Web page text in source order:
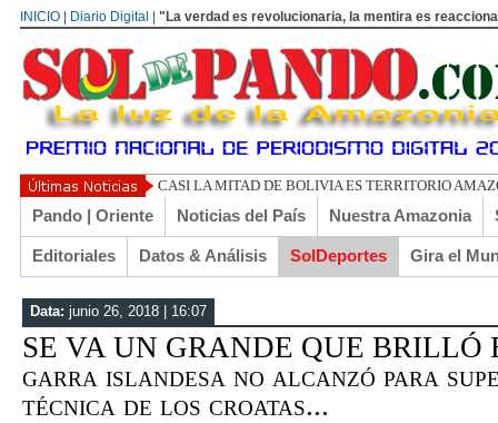
INICIO | Diario Digital | "La verdad es revolucionaria, la mentira es
UN LIBERTARIO LLAMA
Pando | Oriente Noticias del País Nuestra Amazonia
Editoriales Datos & Análisis SolDeportes Gira el
Data: junio 26, 2018 | 16:07
SE VA UN GRANDE QUE BRILLÓ
garra islandesa no alcanzó para
técnica de los croatas...